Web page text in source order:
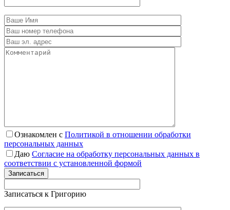
Ознакомлен с Политикой в отношении обработки
персональных данных
Даю Согласие на обработку персональных данных в
соответствии с установленной формой
Записаться
Записаться к Григорию